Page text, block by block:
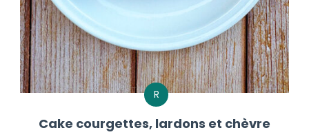
R
Cake courgettes, lardons et chèvre